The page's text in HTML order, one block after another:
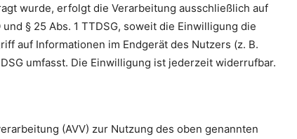
wurde, erfolgt die Verarbeitung ausschließlich auf
§ 25 Abs. 1 TTDSG, soweit die Einwilligung die
auf Informationen im Endgerät des Nutzers (z. B.
umfasst. Die Einwilligung ist jederzeit widerrufbar.
(AVV) zur Nutzung des oben genannten